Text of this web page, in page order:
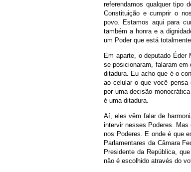
referendamos qualquer tipo
Constituição e cumprir o
povo. Estamos aqui para
também a honra e a
um Poder que está
Em aparte, o deputado Éder
se posicionaram, falaram em
ditadura. Eu acho que é o
ao celular o que você
por uma decisão
é uma ditadura.
Aí, eles vêm falar de
intervir nesses Poderes.
nos Poderes. E onde é que
Parlamentares da Câmara
Presidente da República,
não é escolhido através do